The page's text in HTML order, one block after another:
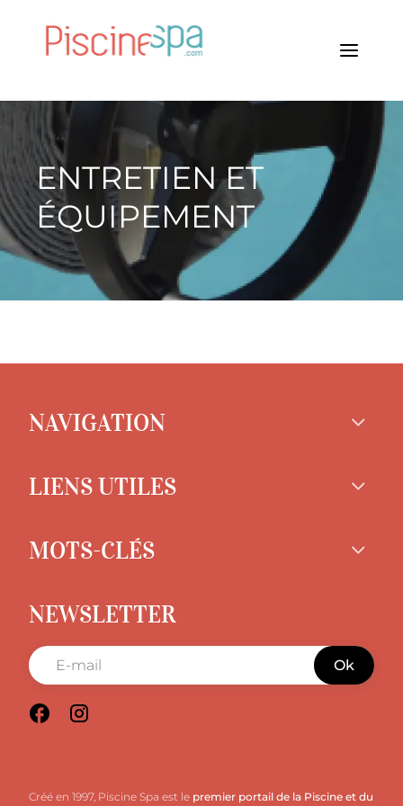
ENTRETIEN ET
ÉQUIPEMENT
NAVIGATION
LIENS UTILES
MOTS-CLÉS
NEWSLETTER
Ok
Créé en 1997, Piscine Spa est le premier portail de la Piscine et du